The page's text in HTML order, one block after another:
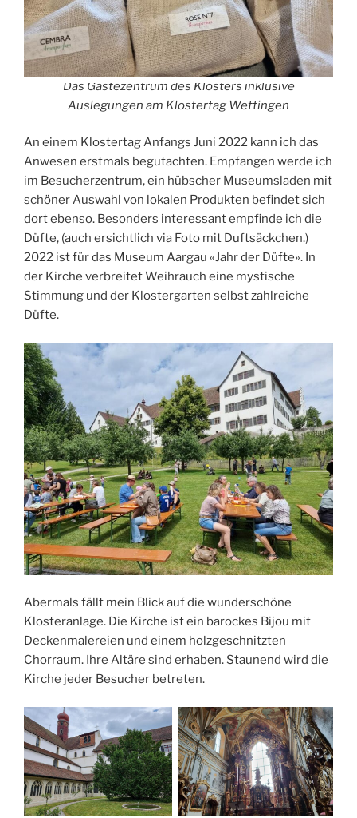
Das Gästezentrum des Klosters inklusive
Auslegungen am Klostertag Wettingen
An einem Klostertag Anfangs Juni 2022 kann ich das
Anwesen erstmals begutachten. Empfangen werde ich
im Besucherzentrum, ein hübscher Museumsladen mit
schöner Auswahl von lokalen Produkten befindet sich
dort ebenso. Besonders interessant empfinde ich die
Düfte, (auch ersichtlich via Foto mit Duftsäckchen.)
2022 ist für das Museum Aargau «Jahr der Düfte». In
der Kirche verbreitet Weihrauch eine mystische
Stimmung und der Klostergarten selbst zahlreiche
Düfte.
Abermals fällt mein Blick auf die wunderschöne
Klosteranlage. Die Kirche ist ein barockes Bijou mit
Deckenmalereien und einem holzgeschnitzten
Chorraum. Ihre Altäre sind erhaben. Staunend wird die
Kirche jeder Besucher betreten.